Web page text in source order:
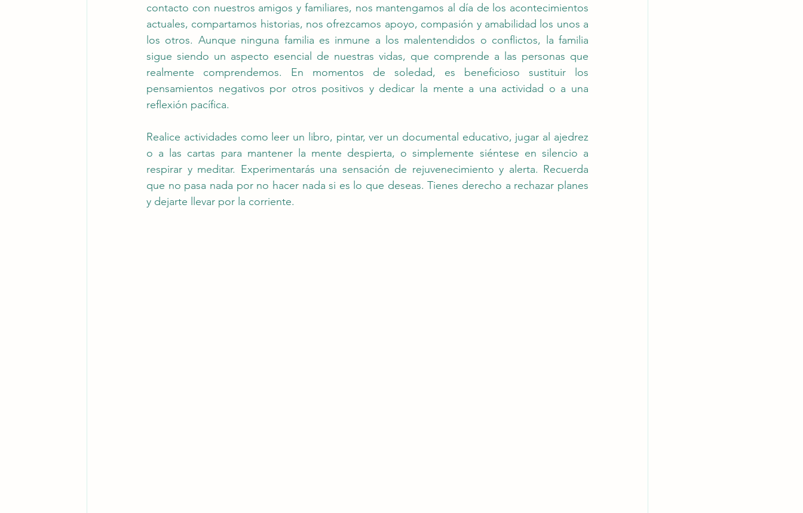
contacto con nuestros amigos y familiares, nos mantengamos al día de los acontecimientos
actuales, compartamos historias, nos ofrezcamos apoyo, compasión y amabilidad los unos a
los otros. Aunque ninguna familia es inmune a los malentendidos o conflictos, la familia
sigue siendo un aspecto esencial de nuestras vidas, que comprende a las personas que
realmente comprendemos. En momentos de soledad, es beneficioso sustituir los
pensamientos negativos por otros positivos y dedicar la mente a una actividad o a una
reflexión pacífica.
Realice actividades como leer un libro, pintar, ver un documental educativo, jugar al ajedrez
o a las cartas para mantener la mente despierta, o simplemente siéntese en silencio a
respirar y meditar. Experimentarás una sensación de rejuvenecimiento y alerta. Recuerda
que no pasa nada por no hacer nada si es lo que deseas. Tienes derecho a rechazar planes
y dejarte llevar por la corriente.